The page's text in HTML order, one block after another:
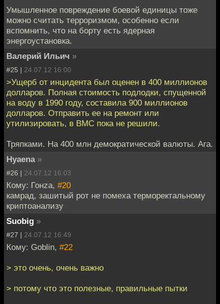
Умышленное повреждение боевой единицы тоже
можно считать терроризмом, особенно если
вспомнить, что на борту есть ядерная
энергоустановка.
Валерий Ильич »
#25 | 24.07.12 16:00
>Ущерб от инцидента был оценен в 400 миллионов
долларов. Полная стоимость подлодки, спущенной
на воду в 1990 году, составила 900 миллионов
долларов. Отправить ее на ремонт или
утилизировать, в ВМС пока не решили.
Тряпками. На 400 млн демократической валюты. Ага.
Hyaena »
#26 | 24.07.12 16:03
Кому: Гонzа, #20
камрад, зашитый рот не помеха терморектальному
криптоанализу
Suobig »
#27 | 24.07.12 16:49
Кому: Goblin, #22
> это очень, очень важно
> потому что это полезные, правильные пытки